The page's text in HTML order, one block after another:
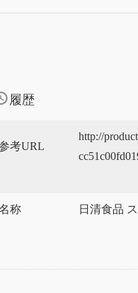
履歴
考URL
http://
称 日清食品